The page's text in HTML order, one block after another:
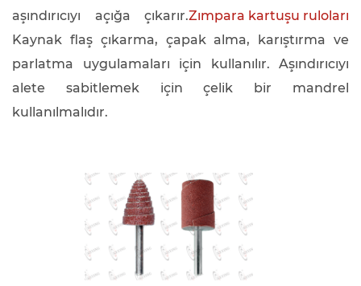
aşındırıcıyı açığa çıkarır.Zımpara kartuşu ruloları
Kaynak flaş çıkarma, çapak alma, karıştırma ve
parlatma uygulamaları için kullanılır. Aşındırıcıyı
alete sabitlemek için çelik bir mandrel
kullanılmalıdır.